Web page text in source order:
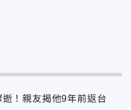
！親友揭他9年前返台